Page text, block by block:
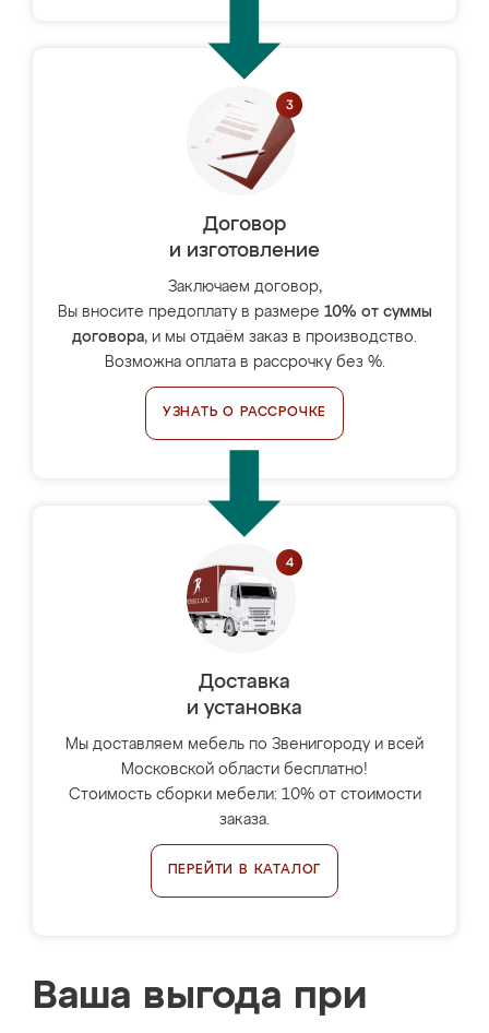
Договор
и изготовление
Заключаем договор,
Вы вносите предоплату в размере 10% от суммы
договора, и мы отдаём заказ в производство.
Возможна оплата в рассрочку без %.
УЗНАТЬ О РАССРОЧКЕ
Доставка
и установка
Мы доставляем мебель по Звенигороду и всей
Московской области бесплатно!
Стоимость сборки мебели: 10% от стоимости
заказа.
ПЕРЕЙТИ В КАТАЛОГ
Ваша выгода при